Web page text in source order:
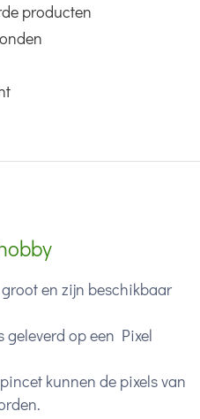
producten
groot en zijn beschikbaar
geleverd op een Pixel
kunnen de pixels van